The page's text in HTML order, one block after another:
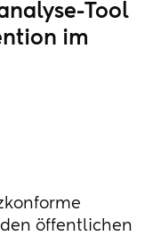
Tool
im
öffentlichen